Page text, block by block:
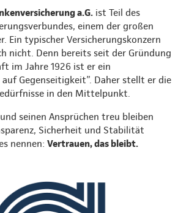
a.G. ist Teil des
einem der großen
Ein typischer Versicherungskonzern
nicht. Denn bereits seit der Gründung
im Jahre 1926 ist er ein
auf Gegenseitigkeit”. Daher stellt er die
in den Mittelpunkt.
seinen Ansprüchen treu bleiben
Sicherheit und Stabilität
nennen: Vertrauen, das bleibt.